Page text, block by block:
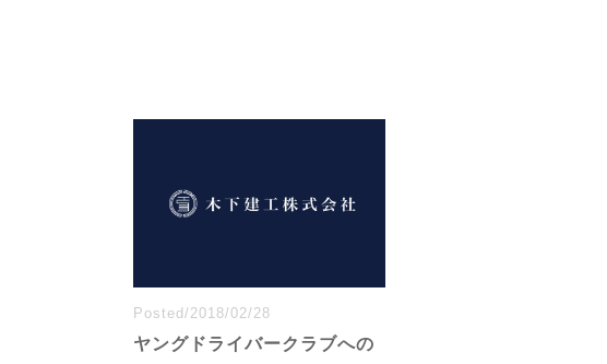
Posted/2018/02/28
ヤングドライバークラブへの